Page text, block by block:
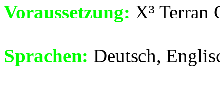
Voraussetzung: X³ Terran
Sprachen: Deutsch,